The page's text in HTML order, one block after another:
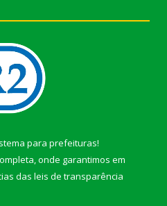
para prefeituras!
onde garantimos em
das leis de transparência